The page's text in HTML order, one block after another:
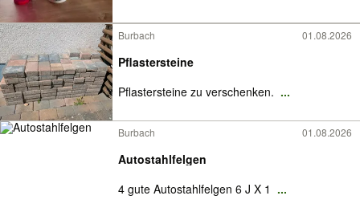
Burbach 01.08.2026
Pflastersteine
Pflastersteine zu verschenken. ...
Burbach 01.08.2026
Autostahlfelgen
4 gute Autostahlfelgen 6 J X 1 ...